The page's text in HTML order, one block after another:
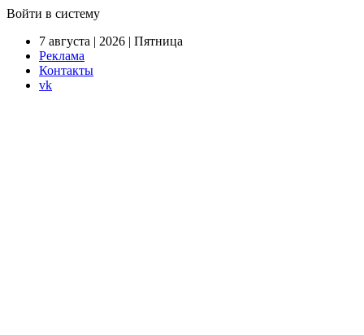
Войти в систему
7 августа | 2026 | Пятница
Реклама
Контакты
vk